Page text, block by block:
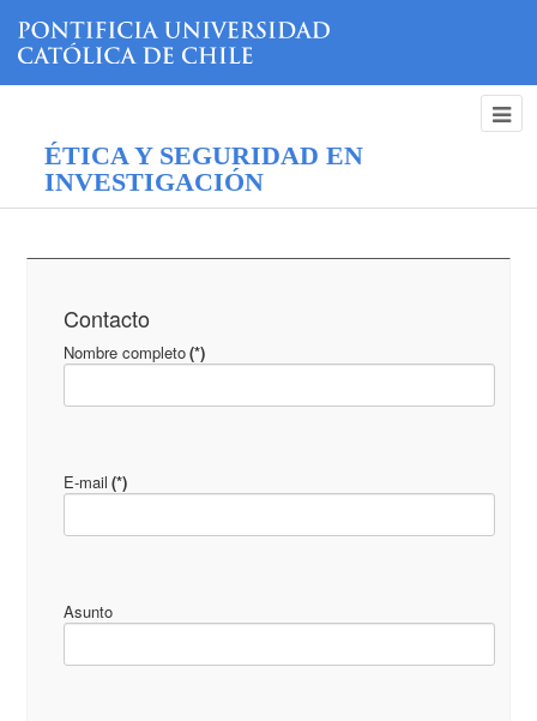
ÉTICA Y SEGURIDAD EN
INVESTIGACIÓN
Contacto
Nombre completo(*)
E-mail (*)
Asunto